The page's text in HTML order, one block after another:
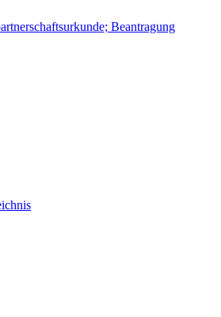
Beantragung